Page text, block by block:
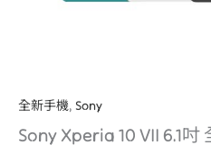
全新手機, Sony
Sony Xperia 10 VII 6.1吋